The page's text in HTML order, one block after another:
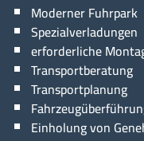
Moderner Fuhrpark
Spezialverladungen
erforderliche
Transportberatung
Transportplanung
Einholung von